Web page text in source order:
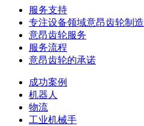
服务支持
专注设备领域意昂齿轮制造
意昂齿轮服务
服务流程
意昂齿轮的承诺
成功案例
机器人
物流
工业机械手